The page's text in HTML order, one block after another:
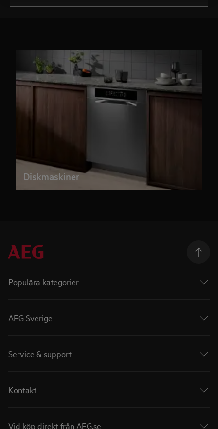
Diskmaskiner
Populära kategorier
AEG Sverige
Service & support
Kontakt
Vid köp direkt från AEG.se